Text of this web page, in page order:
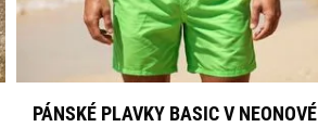
PÁNSKÉ PLAVKY BASIC V NEONOVÉ